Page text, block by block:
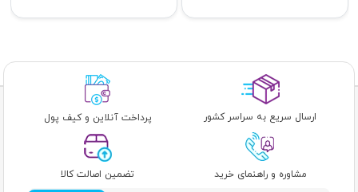
ارسال سریع به سراسر کشور پرداخت آنلاین و کیف پول
مشاوره و راهنمای خرید تضمین اصالت کالا